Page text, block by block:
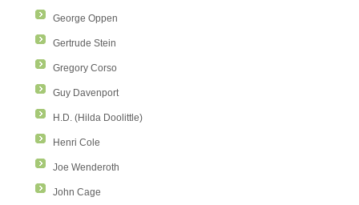
George Oppen
Gertrude Stein
Gregory Corso
Guy Davenport
H.D. (Hilda Doolittle)
Henri Cole
Joe Wenderoth
John Cage